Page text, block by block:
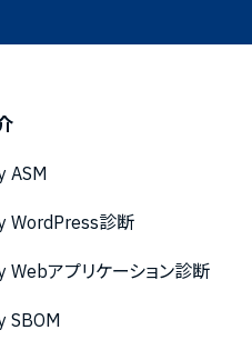
ASM
WordPress診断
Webアプリケーション診断
SBOM